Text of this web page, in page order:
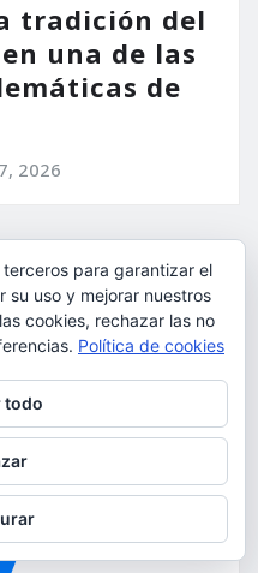
tradición del
una de las
de
2026
para garantizar el
su uso y mejorar nuestros
cookies, rechazar las no
Política de cookies
todo
cómo gestionar las cookies,